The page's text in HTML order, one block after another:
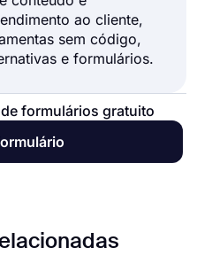
ao cliente,
sem código,
e formulários.
formulários gratuito